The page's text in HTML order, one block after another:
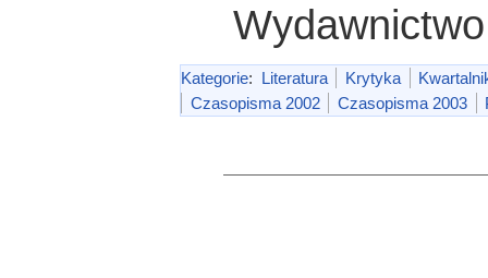
Kategorie: Literatura Krytyka
Czasopisma 2002
Czasopisma 2003